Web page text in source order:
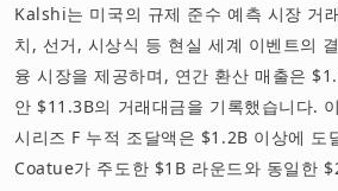
Kalshi는 미국의 규제 준수 예측 시장 거
치, 선거, 시상식 등 현실 세계 이벤트의
융 시장을 제공하며, 연간 환산 매출은
안 $11.3B의 거래대금을 기록했습니다.
시리즈 F 누적 조달액은 $1.2B 이상에 도
Coatue가 주도한 $1B 라운드와 동일한